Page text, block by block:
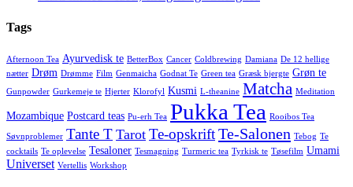
Tags
Afternoon Tea Ayurvedisk te BetterBox Cancer Coldbrewing Damiana De 12 hellige
nætter Drøm Drømme Film Genmaicha Godnat Te Green tea Græsk bjergte Grøn te
Gunpowder Gurkemeje te Hjerter Klorofyl Kusmi L-theanine Matcha Meditation
Mozambique Postcard teas Pu-erh Tea Pukka Tea Rooibos Tea
Søvnproblemer Tante T Tarot Te-opskriftTe-Salonen Tebog Te
cocktails Te oplevelse Tesaloner Tesmagning Turmeric tea Tyrkisk te Tøsefilm Umami
Universet Vertellis Workshop